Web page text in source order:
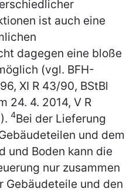
ist auch eine
dagegen eine bloße
(vgl. BFH-
XI R 43/90, BStBl
24. 4. 2014, V R
4Bei der Lieferung
und dem
und Boden kann die
nur zusammen
Gebäudeteile und den